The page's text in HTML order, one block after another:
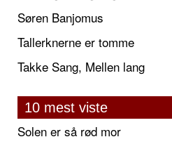
Søren Banjomus
Tallerknerne er tomme
Takke Sang, Mellen lang
10 mest viste
Solen er så rød mor